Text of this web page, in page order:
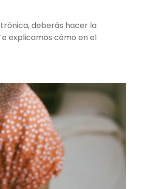
deberás hacer la
explicamos cómo en el